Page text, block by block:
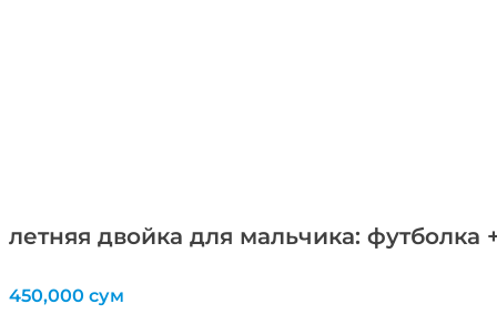
летняя двойка для мальчика:
450,000 сум